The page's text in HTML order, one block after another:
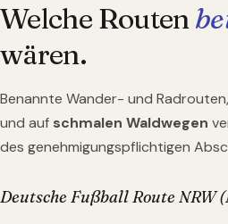
Welche Routen
wären.
Benannte Wander- und
und auf schmalen Waldwegen
des genehmigungspflichtigen
Deutsche Fußball Route NRW